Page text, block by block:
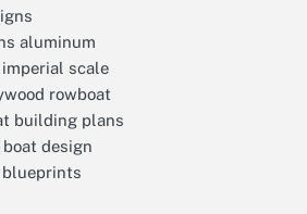
aluminum
scale
rowboat
building plans
design